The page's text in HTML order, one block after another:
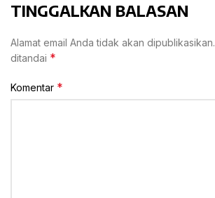
TINGGALKAN BALASAN
Alamat email Anda tidak akan dipublikasikan.
ditandai *
Komentar *